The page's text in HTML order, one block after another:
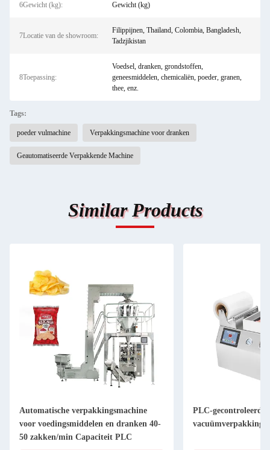
6Gewicht (kg): Gewicht (kg)
7Locatie van de showroom:
Filippijnen, Thailand, Colombia, Bangladesh,
Tadzjikistan
8Toepassing:
Voedsel, dranken, grondstoffen,
geneesmiddelen, chemicaliën, poeder, granen,
thee, enz.
Tags:
poeder vulmachine Verpakkingsmachine voor dranken
Geautomatiseerde Verpakkende Machine
Similar Products
Automatische verpakkingsmachine
voor voedingsmiddelen en dranken 40-
50 zakken/min Capaciteit PLC
PLC-gecontroleerde